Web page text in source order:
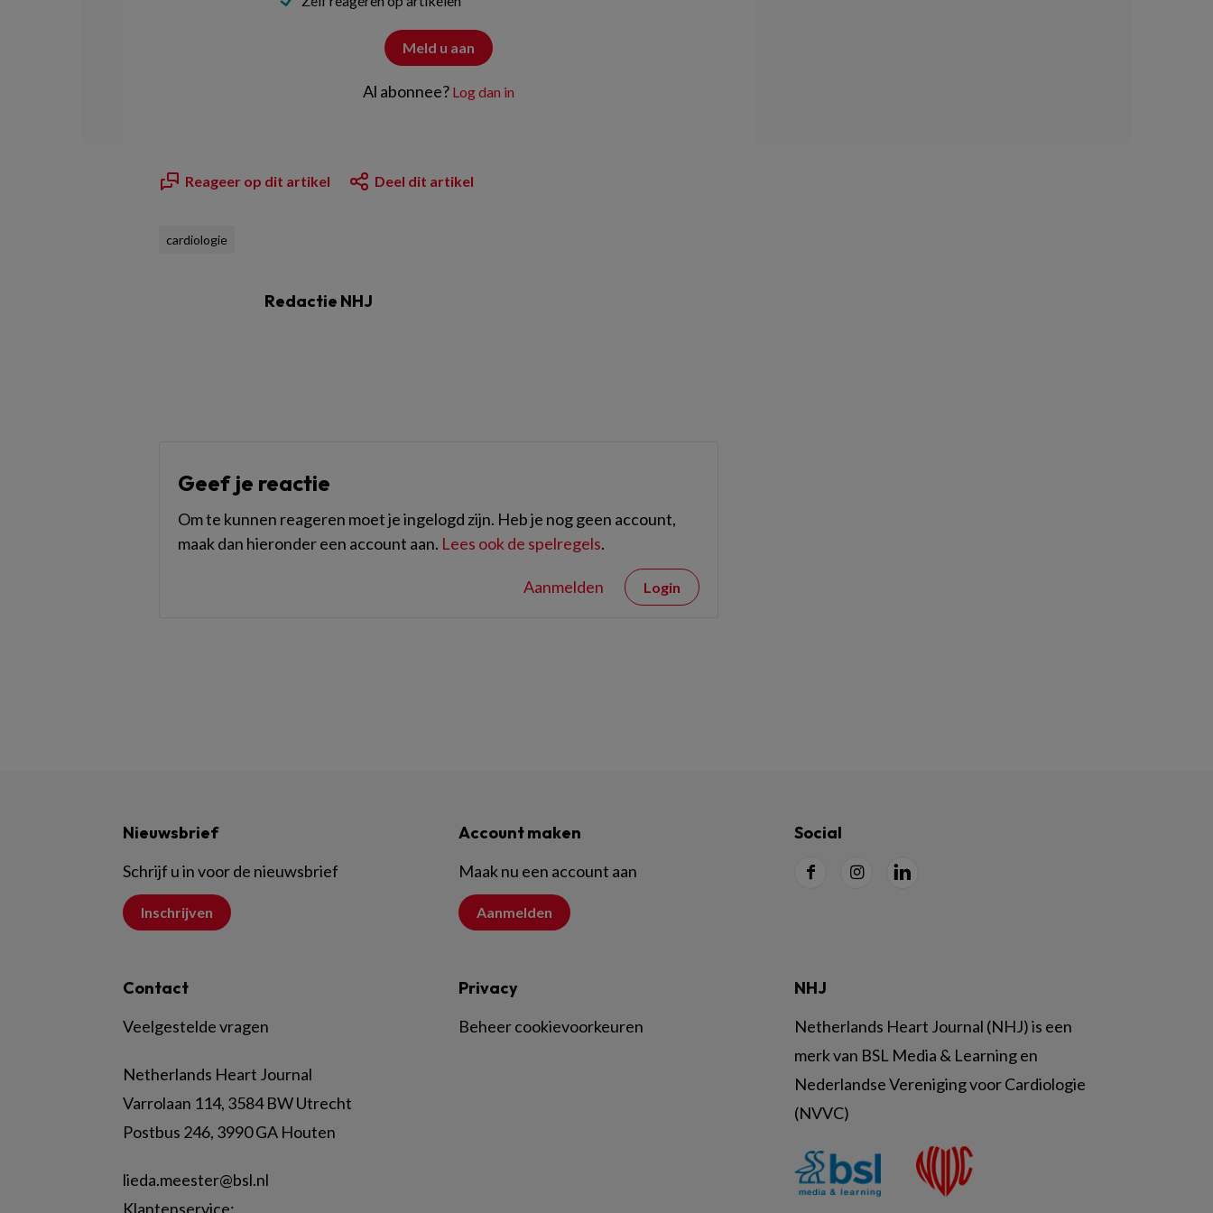
Meld u aan
Al abonnee? Log dan in
Reageer op dit artikel Deel dit artikel
cardiologie
Redactie NHJ
Geef je reactie
Om te kunnen reageren moet je ingelogd zijn. Heb je nog geen account,
maak dan hieronder een account aan. Lees ook de spelregels.
Aanmelden Login
Nieuwsbrief
Schrijf u in voor de nieuwsbrief
Inschrijven
Account maken
Maak nu een account aan
Aanmelden
Social
Contact
Veelgestelde vragen
Netherlands Heart Journal
Varrolaan 114, 3584 BW Utrecht
Postbus 246, 3990 GA Houten
lieda.meester@bsl.nl
Klantenservice:
Privacy
Beheer cookievoorkeuren
NHJ
Netherlands Heart Journal (NHJ) is een
merk van BSL Media & Learning en
Nederlandse Vereniging voor Cardiologie
(NVVC)